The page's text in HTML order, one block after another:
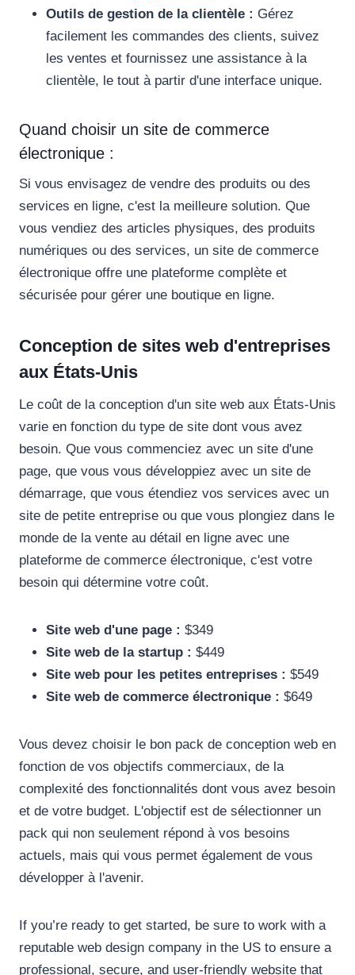
Outils de gestion de la clientèle : Gérez
facilement les commandes des clients, suivez
les ventes et fournissez une assistance à la
clientèle, le tout à partir d'une interface unique.
Quand choisir un site de commerce
électronique :
Si vous envisagez de vendre des produits ou des
services en ligne, c'est la meilleure solution. Que
vous vendiez des articles physiques, des produits
numériques ou des services, un site de commerce
électronique offre une plateforme complète et
sécurisée pour gérer une boutique en ligne.
Conception de sites web d'entreprises
aux États-Unis
Le coût de la conception d'un site web aux États-Unis
varie en fonction du type de site dont vous avez
besoin. Que vous commenciez avec un site d'une
page, que vous vous développiez avec un site de
démarrage, que vous étendiez vos services avec un
site de petite entreprise ou que vous plongiez dans le
monde de la vente au détail en ligne avec une
plateforme de commerce électronique, c'est votre
besoin qui détermine votre coût.
Site web d'une page : $349
Site web de la startup : $449
Site web pour les petites entreprises : $549
Site web de commerce électronique : $649
Vous devez choisir le bon pack de conception web en
fonction de vos objectifs commerciaux, de la
complexité des fonctionnalités dont vous avez besoin
et de votre budget. L'objectif est de sélectionner un
pack qui non seulement répond à vos besoins
actuels, mais qui vous permet également de vous
développer à l'avenir.
If you’re ready to get started, be sure to work with a
reputable web design company in the US to ensure a
professional, secure, and user-friendly website that